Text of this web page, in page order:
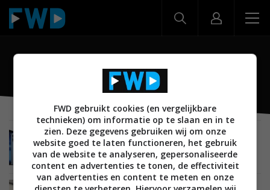
codec
ACHTERGROND TIPS EN ADVIES CREATE 13 JANUARI 2023
Apple ProRes: Een veelzijdige tussenliggende
CODEC
FWD gebruikt cookies (en vergelijkbare
technieken) om informatie op te slaan en in te
zien. Deze gegevens gebruiken wij om onze
website goed te laten functioneren, het gebruik
van de website te analyseren, gepersonaliseerde
content en advertenties te tonen, de effectiviteit
van advertenties en content te meten en onze